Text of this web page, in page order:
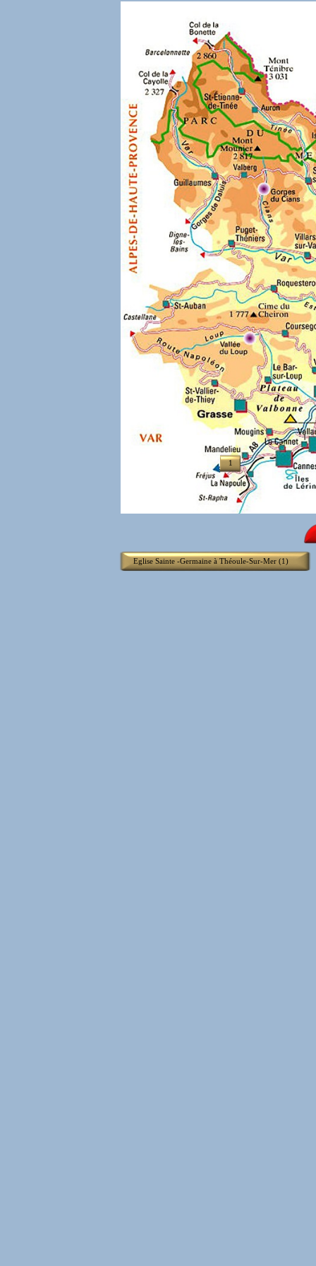
1
Eglise Sainte -Germaine à Théoule-Sur-Mer (1)